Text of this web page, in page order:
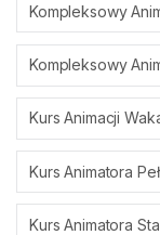
Kompleksowy
Kompleksowy
Kurs Animacji
Kurs Animatora
Kurs Animatora